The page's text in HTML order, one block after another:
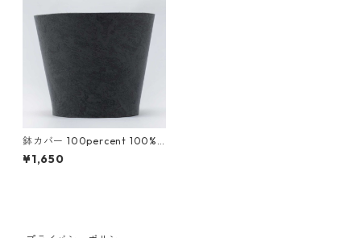
鉢カバー 100percent 100%
EARTH POT - Linoleum - S 1
00パーセント アースポット
¥1,650